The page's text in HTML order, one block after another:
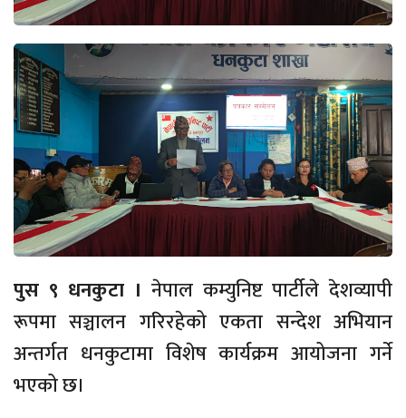
पुस ९ धनकुटा । नेपाल कम्युनिष्ट पार्टीले देशव्यापी
रूपमा सञ्चालन गरिरहेको एकता सन्देश अभियान
अन्तर्गत धनकुटामा विशेष कार्यक्रम आयोजना गर्ने
भएको छ।